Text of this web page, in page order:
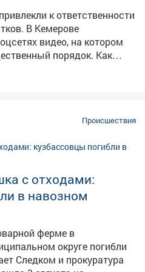
или уголовная
на кражу.
к ответственности
видео, на котором
порядок. Как
на записи были
выражавшиеся
районав возрасте от
по Кузбассу. В ходе
13-летнего
принадлежала
водителем
протокол за
не имеющему прав и
рублей, питбайк
часа в отношении
составили
выражавшихся
Происшествия
с отходами:
в навозном
ферме в
округе погибли